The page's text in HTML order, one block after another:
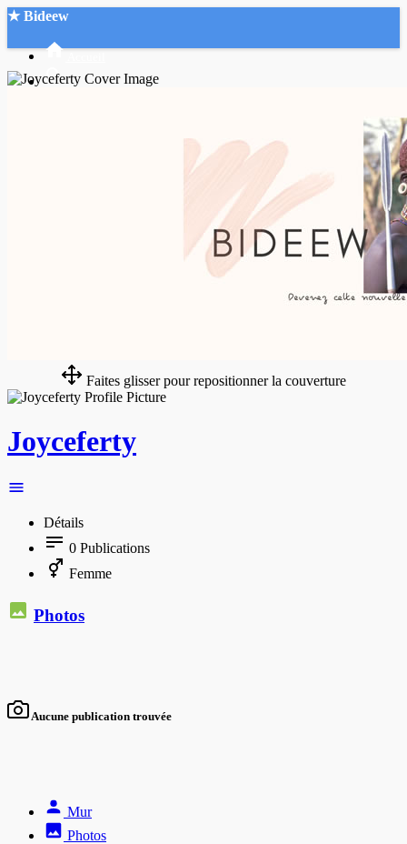
★ Bideew
Faites glisser pour repositionner la couverture
Joyceferty
Détails
0 Publications
Femme
Photos
Aucune publication trouvée
Mur
Photos